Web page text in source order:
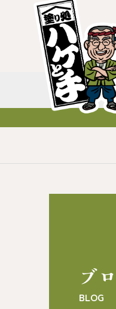
ブ
BLOG